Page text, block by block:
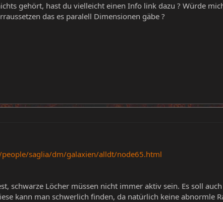
gehört, hast du vielleicht einen Info link dazu ? Würde
das es paralell Dimensionen gäbe ?
saglia/dm/galaxien/alldt/node65.html
schwarze Löcher müssen nicht immer aktiv sein. Es soll
kann man schwerlich finden, da natürlich keine abnormle